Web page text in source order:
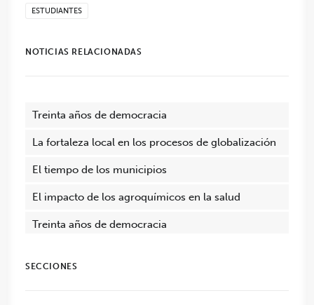
ESTUDIANTES
NOTICIAS RELACIONADAS
Treinta años de democracia
La fortaleza local en los procesos de globalización
El tiempo de los municipios
El impacto de los agroquímicos en la salud
Treinta años de democracia
SECCIONES